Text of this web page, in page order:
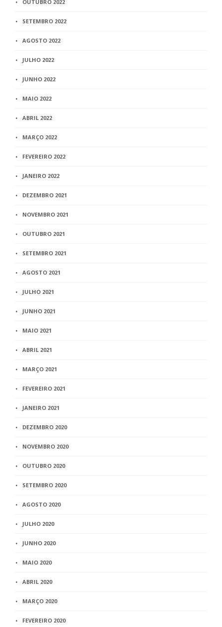
OUTUBRO 2022
SETEMBRO 2022
AGOSTO 2022
JULHO 2022
JUNHO 2022
MAIO 2022
ABRIL 2022
MARÇO 2022
FEVEREIRO 2022
JANEIRO 2022
DEZEMBRO 2021
NOVEMBRO 2021
OUTUBRO 2021
SETEMBRO 2021
AGOSTO 2021
JULHO 2021
JUNHO 2021
MAIO 2021
ABRIL 2021
MARÇO 2021
FEVEREIRO 2021
JANEIRO 2021
DEZEMBRO 2020
NOVEMBRO 2020
OUTUBRO 2020
SETEMBRO 2020
AGOSTO 2020
JULHO 2020
JUNHO 2020
MAIO 2020
ABRIL 2020
MARÇO 2020
FEVEREIRO 2020